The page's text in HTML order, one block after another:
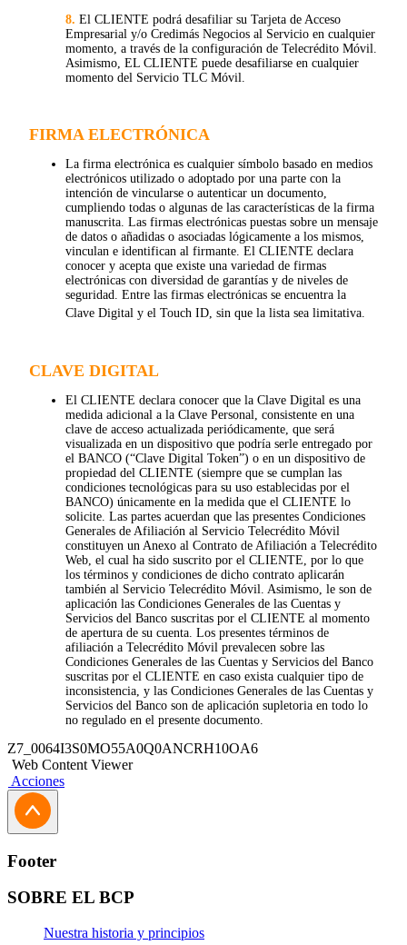
8. El CLIENTE podrá desafiliar su Tarjeta de Acceso
Empresarial y/o Credimás Negocios al Servicio en cualquier
momento, a través de la configuración de Telecrédito Móvil.
Asimismo, EL CLIENTE puede desafiliarse en cualquier
momento del Servicio TLC Móvil.
FIRMA ELECTRÓNICA
La firma electrónica es cualquier símbolo basado en medios
electrónicos utilizado o adoptado por una parte con la
intención de vincularse o autenticar un documento,
cumpliendo todas o algunas de las características de la firma
manuscrita. Las firmas electrónicas puestas sobre un mensaje
de datos o añadidas o asociadas lógicamente a los mismos,
vinculan e identifican al firmante. El CLIENTE declara
conocer y acepta que existe una variedad de firmas
electrónicas con diversidad de garantías y de niveles de
seguridad. Entre las firmas electrónicas se encuentra la
Clave Digital y el Touch ID, sin que la lista sea limitativa.
CLAVE DIGITAL
El CLIENTE declara conocer que la Clave Digital es una
medida adicional a la Clave Personal, consistente en una
clave de acceso actualizada periódicamente, que será
visualizada en un dispositivo que podría serle entregado por
el BANCO (“Clave Digital Token”) o en un dispositivo de
propiedad del CLIENTE (siempre que se cumplan las
condiciones tecnológicas para su uso establecidas por el
BANCO) únicamente en la medida que el CLIENTE lo
solicite. Las partes acuerdan que las presentes Condiciones
Generales de Afiliación al Servicio Telecrédito Móvil
constituyen un Anexo al Contrato de Afiliación a Telecrédito
Web, el cual ha sido suscrito por el CLIENTE, por lo que
los términos y condiciones de dicho contrato aplicarán
también al Servicio Telecrédito Móvil. Asimismo, le son de
aplicación las Condiciones Generales de las Cuentas y
Servicios del Banco suscritas por el CLIENTE al momento
de apertura de su cuenta. Los presentes términos de
afiliación a Telecrédito Móvil prevalecen sobre las
Condiciones Generales de las Cuentas y Servicios del Banco
suscritas por el CLIENTE en caso exista cualquier tipo de
inconsistencia, y las Condiciones Generales de las Cuentas y
Servicios del Banco son de aplicación supletoria en todo lo
no regulado en el presente documento.
Z7_0064I3S0MO55A0Q0ANCRH10OA6
Web Content Viewer
Acciones
Footer
SOBRE EL BCP
Nuestra historia y principios